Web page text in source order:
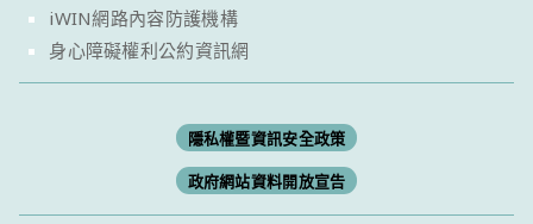
iWIN網路內容防護機構
身心障礙權利公約資訊網
隱私權暨資訊安全政策
政府網站資料開放宣告